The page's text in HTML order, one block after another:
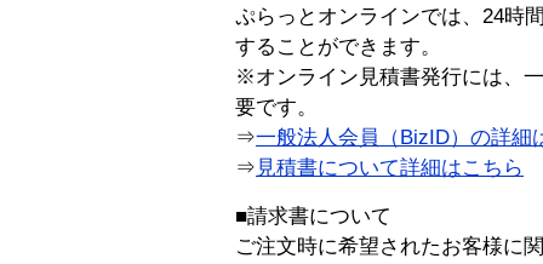
ぷらっとオンラインでは、24時
することができます。
※オンライン見積書発行には、
要です。
⇒一般法人会員（BizID）の詳細
⇒ 見積書について詳細はこちら
■請求書について
ご注文時に希望されたお客様に